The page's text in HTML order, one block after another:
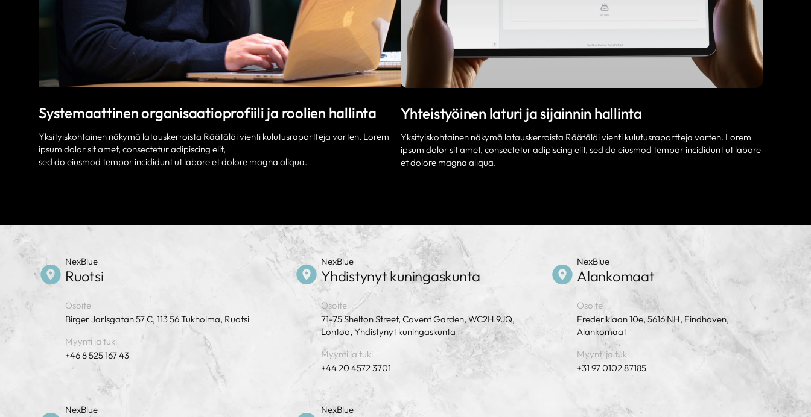
Systemaattinen organisaatioprofiili ja roolien hallinta
Yksityiskohtainen näkymä latauskerroista Räätälöi vienti kulutusraportteja varten. Lorem
ipsum dolor sit amet, consectetur adipiscing elit,
sed do eiusmod tempor incididunt ut labore et dolore magna aliqua.
Yhteistyöinen laturi ja sijainnin hallinta
Yksityiskohtainen näkymä latauskerroista Räätälöi vienti kulutusraportteja varten. Lorem
ipsum dolor sit amet, consectetur adipiscing elit, sed do eiusmod tempor incididunt ut labore
et dolore magna aliqua.
NexBlue
Ruotsi
Osoite
Birger Jarlsgatan 57 C, 113 56 Tukholma, Ruotsi
Myynti ja tuki
+46 8 525 167 43
NexBlue
Yhdistynyt kuningaskunta
Osoite
71-75 Shelton Street, Covent Garden, WC2H 9JQ,
Lontoo, Yhdistynyt kuningaskunta
Myynti ja tuki
+44 20 4572 3701
NexBlue
Alankomaat
Osoite
Frederiklaan 10e, 5616 NH, Eindhoven,
Alankomaat
Myynti ja tuki
+31 97 0102 87185
NexBlue NexBlue